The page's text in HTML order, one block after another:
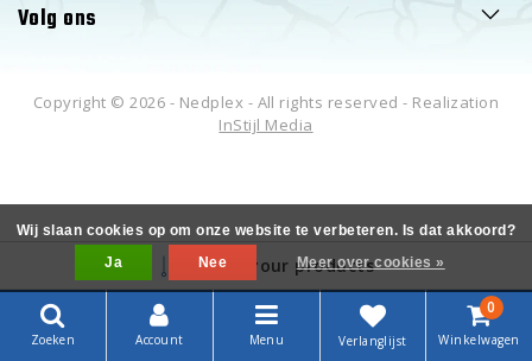
Volg ons
Copyright © 2026 - Nedplex - All rights reserved - Realization
InStijl Media
Filter your products
Zoeken Account Menu Verlanglijst
0
Winkelwagen
Wij slaan cookies op om onze website te verbeteren. Is dat akkoord?
Ja
Nee Meer over cookies »